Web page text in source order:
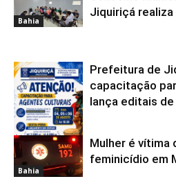
Bahia
Jiquiriçá realiza
Bahia
Prefeitura de
capacitação
lança editais
Bahia
Mulher é vítima
feminicídio em